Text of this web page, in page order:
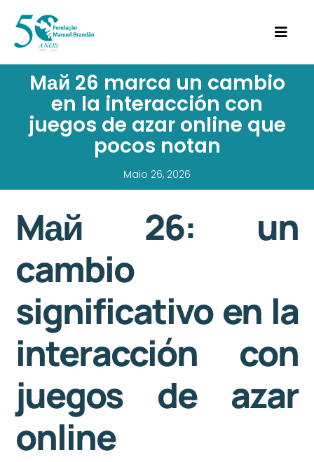
Mай 26 marca un cambio
en la interacción con
juegos de azar online que
pocos notan
Maio 26, 2026
Mай 26: un
cambio
significativo en la
interacción con
juegos de azar
online